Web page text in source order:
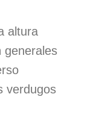
altura
generales
verdugos